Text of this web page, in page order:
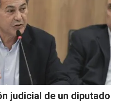
judicial de un diputado